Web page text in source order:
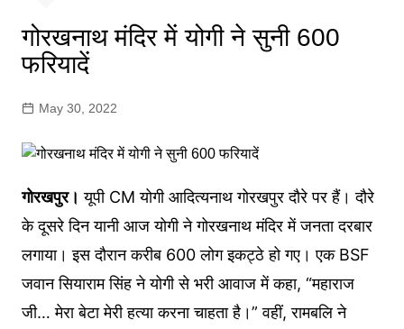
गोरखनाथ मंदिर में योगी ने सुनी 600
फरियादें
May 30, 2022
गोरखपुर। यूपी CM योगी आदित्यनाथ गोरखपुर दौरे पर हैं। दौरे
के दूसरे दिन यानी आज योगी ने गोरखनाथ मंदिर में जनता दरबार
लगाया। इस दौरान करीब 600 लोग इकट्ठे हो गए। एक BSF
जवान सियाराम सिंह ने योगी से भरी आवाज में कहा, “महाराज
जी… मेरा बेटा मेरी हत्या करना चाहता है।” वहीं, रामबलि ने